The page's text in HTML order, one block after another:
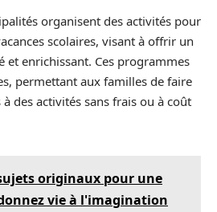
organisent des activités pour
scolaires, visant à offrir un
et enrichissant. Ces programmes
permettant aux familles de faire
des activités sans frais ou à coût
originaux pour une
vie à l'imagination